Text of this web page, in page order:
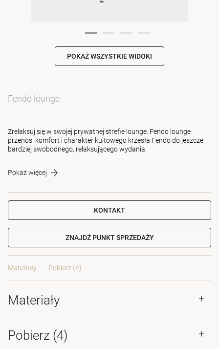
POKAŻ WSZYSTKIE WIDOKI
Fendo lounge
Zrelaksuj się w swojej prywatnej strefie lounge. Fendo lounge
przenosi komfort i charakter kultowego krzesła Fendo do jeszcze
bardziej swobodnego, relaksującego wydania.
Pokaż więcej
KONTAKT
ZNAJDŹ PUNKT SPRZEDAŻY
Materiały Pobierz (4)
Materiały
Pobierz (4)